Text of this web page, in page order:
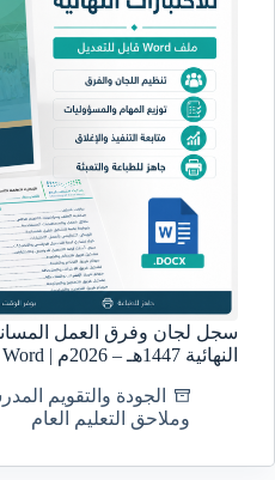
سجل لجان وفرق العمل
النهائية 1447هـ – 2026م | Word قابل للتعديل
الجودة والتقويم
وملاحق التعليم العام